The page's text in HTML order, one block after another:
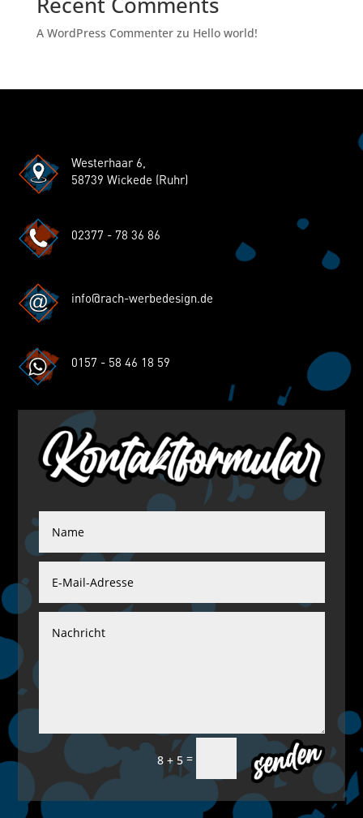
A WordPress Commenterzu Hello world!
Westerhaar 6,
58739 Wickede (Ruhr)
02377 - 78 36 86
info@rach-werbedesign.de
0157 - 58 46 18 59
8 + 5= Senden